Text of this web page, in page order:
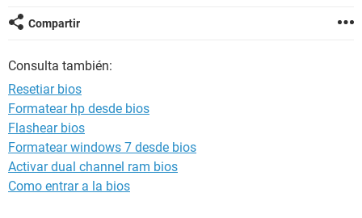
Compartir
Consulta también:
Resetiar bios
Formatear hp desde bios
Flashear bios
Formatear windows 7 desde bios
Activar dual channel ram bios
Como entrar a la bios